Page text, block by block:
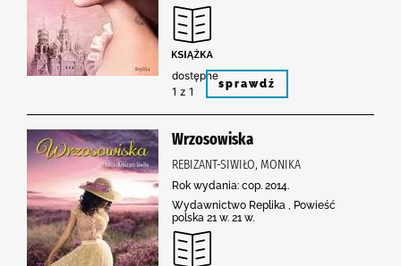
dostępne
1 z 1
sprawdź
Wrzosowiska
REBIZANT-SIWIŁO, MONIKA
Rok wydania: cop. 2014.
Wydawnictwo Replika , Powieść
polska 21 w. 21 w.